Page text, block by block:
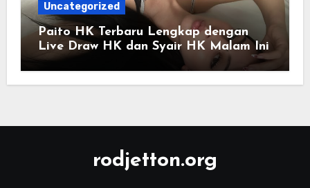
Uncategorized
Paito HK Terbaru Lengkap dengan
Live Draw HK dan Syair HK Malam Ini
rodjetton.org